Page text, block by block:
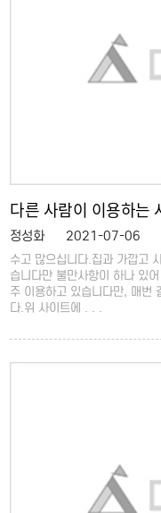
다른 사람이 이용하는
정성화 2021-07-06
수고 많으십니다.집과 가깝고
습니다만 불만사항이 하나 있
주 이용하고 있습니다만, 매번
다.위 사이트에 . . .